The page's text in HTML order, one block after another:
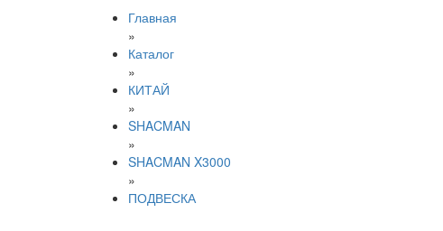
Главная
»
Каталог
»
КИТАЙ
»
SHACMAN
»
SHACMAN X3000
»
ПОДВЕСКА